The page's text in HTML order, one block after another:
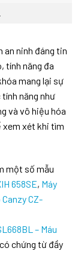
an ninh đáng tin
tính năng đa
mang lại sự
năng như
và vô hiệu hóa
xem xét khi tìm
một số mẫu
658SE, Máy
CZ-
– Máu
chứng từ đầy